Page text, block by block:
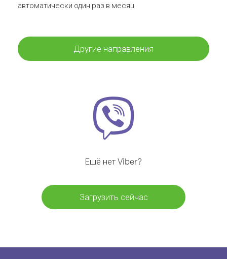
автоматически один раз в месяц
Другие направления
Ещё нет Viber?
Загрузить сейчас